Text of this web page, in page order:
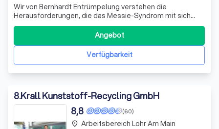
Wir von Bernhardt Entrümpelung verstehen die
Herausforderungen, die das Messie-Syndrom mit sich
bringt. Wir unterstützen Ordnungsämter, Hausverwalter,
Vermieter und betroffene Personen bei der
Entrümpelung unbewohnbarer Räume. Unsere
Dienstleistungen umfassen gründliche Desinfektionen,
Verfügbarkeit
Angebot
8.Krall Kunststoff-Recycling GmbH
(60)
8,8
place Arbeitsbereich Lohr Am Main